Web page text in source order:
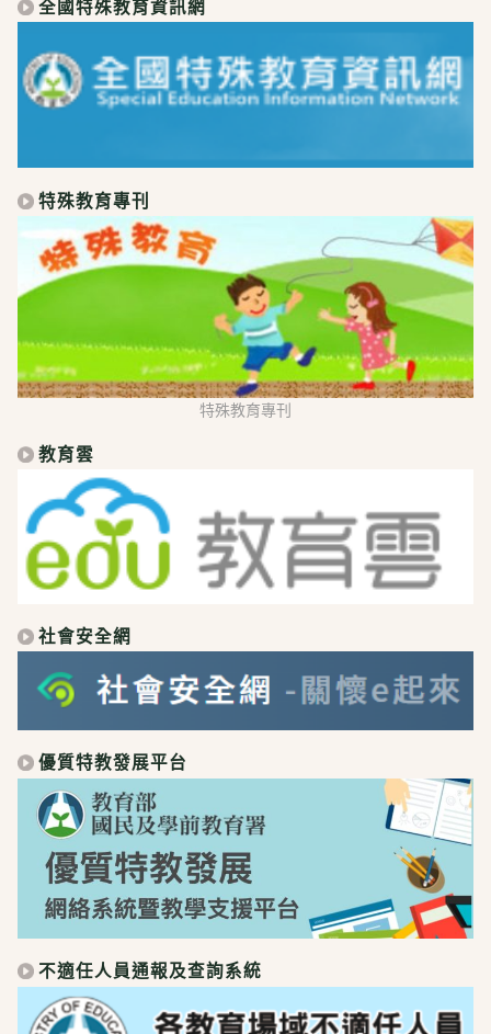
全國特殊教育資訊網
特殊教育專刊
特殊教育專刊
教育雲
社會安全網
優質特教發展平台
不適任人員通報及查詢系統